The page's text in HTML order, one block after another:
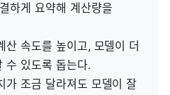
하게 요약해 계산량을
산 속도를 높이고, 모델이 더
수 있도록 돕는다.
가 조금 달라져도 모델이 잘